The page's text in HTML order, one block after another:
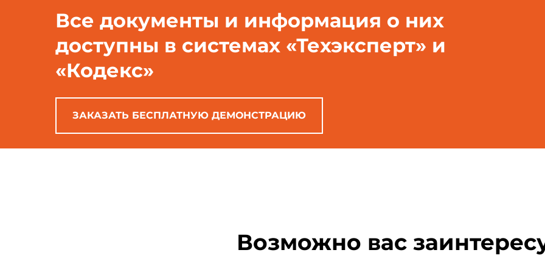
Все документы и информация о них
доступны в системах «Техэксперт» и
«Кодекс»
ЗАКАЗАТЬ БЕСПЛАТНУЮ ДЕМОНСТРАЦИЮ
Возможно вас